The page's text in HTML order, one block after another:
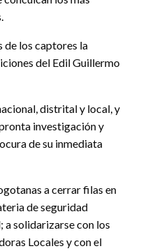
de los captores la
del Edil Guillermo
distrital y local, y
investigación y
de su inmediata
a cerrar filas en
de seguridad
solidarizarse con los
Locales y con el